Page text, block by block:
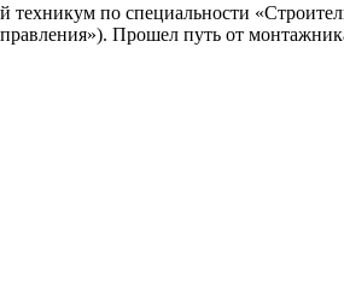
по специальности
Прошел путь от